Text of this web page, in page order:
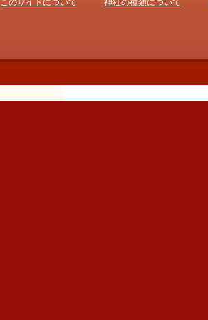
このサイトについて 神社の種類について